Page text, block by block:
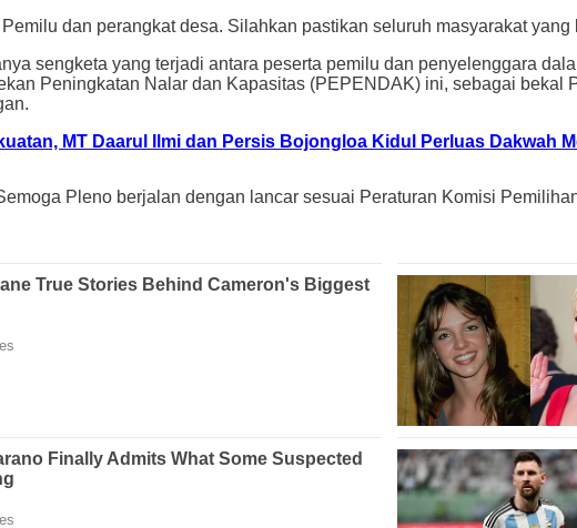
dan perangkat desa. Silahkan pastikan seluruh masyarakat
sengketa yang terjadi antara peserta pemilu dan penyelenggara
Peningkatan Nalar dan Kapasitas (PEPENDAK) ini, sebagai
MT Daarul Ilmi dan Persis Bojongloa Kidul Perluas Dakwah
Pleno berjalan dengan lancar sesuai Peraturan Komisi